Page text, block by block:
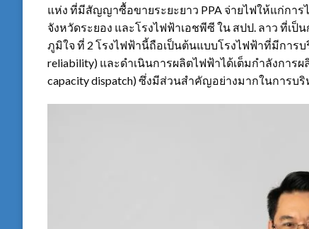
แห่ง ที่มีสัญญาซื้อขายระยะยาว PPA จ่ายไฟให้แก่กา
จังหวัดระยอง และโรงไฟฟ้าเอชพีซี ใน สปป. ลาว ที่เ
ภูมิใจ ที่ 2 โรงไฟฟ้านี้ถือเป็นต้นแบบโรงไฟฟ้าที่มีการ
reliability) และดำเนินการผลิตไฟฟ้าได้เต็มกำลังการผ
capacity dispatch) ซึ่งมีส่วนสำคัญอย่างมากในการบ